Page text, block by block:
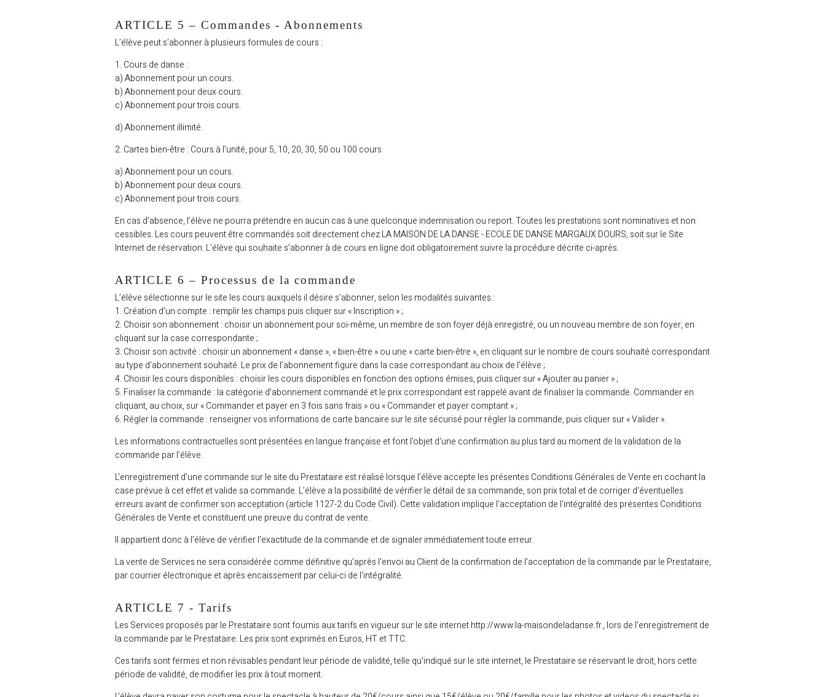
ARTICLE 5 – Commandes - Abonnements
L’élève peut s’abonner à plusieurs formules de cours :
1. Cours de danse :
a) Abonnement pour un cours.
b) Abonnement pour deux cours.
c) Abonnement pour trois cours.
d) Abonnement illimité.
2. Cartes bien-être : Cours à l’unité, pour 5, 10, 20, 30, 50 ou 100 cours
a) Abonnement pour un cours.
b) Abonnement pour deux cours.
c) Abonnement pour trois cours.
En cas d’absence, l’élève ne pourra prétendre en aucun cas à une quelconque indemnisation ou report. Toutes les prestations sont nominatives et non
cessibles. Les cours peuvent être commandés soit directement chez LA MAISON DE LA DANSE - ECOLE DE DANSE MARGAUX DOURS, soit sur le Site
Internet de réservation. L’élève qui souhaite s’abonner à de cours en ligne doit obligatoirement suivre la procédure décrite ci-après.
ARTICLE 6 – Processus de la commande
L’élève sélectionne sur le site les cours auxquels il désire s’abonner, selon les modalités suivantes :
1. Création d’un compte : remplir les champs puis cliquer sur « Inscription » ;
2. Choisir son abonnement : choisir un abonnement pour soi-même, un membre de son foyer déjà enregistré, ou un nouveau membre de son foyer, en
cliquant sur la case correspondante ;
3. Choisir son activité : choisir un abonnement « danse », « bien-être » ou une « carte bien-être », en cliquant sur le nombre de cours souhaité correspondant
au type d’abonnement souhaité. Le prix de l’abonnement figure dans la case correspondant au choix de l’élève ;
4. Choisir les cours disponibles : choisir les cours disponibles en fonction des options émises, puis cliquer sur « Ajouter au panier » ;
5. Finaliser la commande : la catégorie d’abonnement commandé et le prix correspondant est rappelé avant de finaliser la commande. Commander en
cliquant, au choix, sur « Commander et payer en 3 fois sans frais » ou « Commander et payer comptant » ;
6. Régler la commande : renseigner vos informations de carte bancaire sur le site sécurisé pour régler la commande, puis cliquer sur « Valider ».
Les informations contractuelles sont présentées en langue française et font l'objet d'une confirmation au plus tard au moment de la validation de la
commande par l’élève.
L'enregistrement d'une commande sur le site du Prestataire est réalisé lorsque l’élève accepte les présentes Conditions Générales de Vente en cochant la
case prévue à cet effet et valide sa commande. L’élève a la possibilité de vérifier le détail de sa commande, son prix total et de corriger d'éventuelles
erreurs avant de confirmer son acceptation (article 1127-2 du Code Civil). Cette validation implique l'acceptation de l'intégralité des présentes Conditions
Générales de Vente et constituent une preuve du contrat de vente.
Il appartient donc à l’élève de vérifier l'exactitude de la commande et de signaler immédiatement toute erreur.
La vente de Services ne sera considérée comme définitive qu'après l'envoi au Client de la confirmation de l'acceptation de la commande par le Prestataire,
par courrier électronique et après encaissement par celui-ci de l'intégralité.
ARTICLE 7 - Tarifs
Les Services proposés par le Prestataire sont fournis aux tarifs en vigueur sur le site internet http://www.la-maisondeladanse.fr., lors de l'enregistrement de
la commande par le Prestataire. Les prix sont exprimés en Euros, HT et TTC.
Ces tarifs sont fermes et non révisables pendant leur période de validité, telle qu'indiqué sur le site internet, le Prestataire se réservant le droit, hors cette
période de validité, de modifier les prix à tout moment.